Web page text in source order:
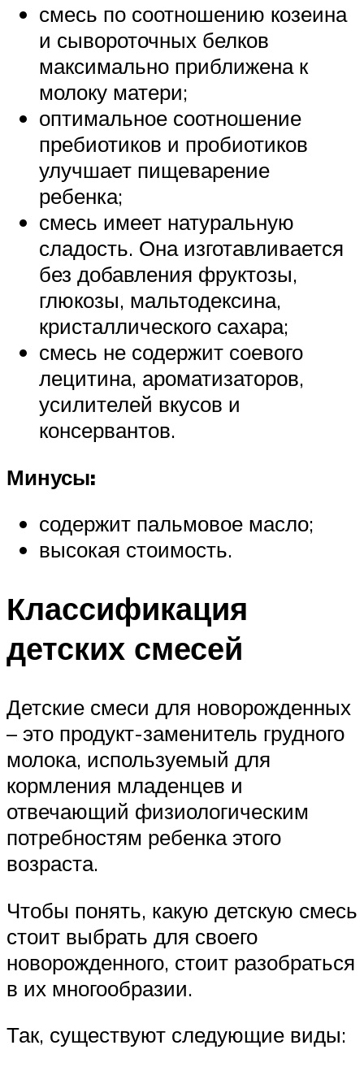
смесь по соотношению козеина
и сывороточных белков
максимально приближена к
молоку матери;
оптимальное соотношение
пребиотиков и пробиотиков
улучшает пищеварение
ребенка;
смесь имеет натуральную
сладость. Она изготавливается
без добавления фруктозы,
глюкозы, мальтодексина,
кристаллического сахара;
смесь не содержит соевого
лецитина, ароматизаторов,
усилителей вкусов и
консервантов.
Минусы:
содержит пальмовое масло;
высокая стоимость.
Классификация
детских смесей
Детские смеси для новорожденных
– это продукт-заменитель грудного
молока, используемый для
кормления младенцев и
отвечающий физиологическим
потребностям ребенка этого
возраста.
Чтобы понять, какую детскую смесь
стоит выбрать для своего
новорожденного, стоит разобраться
в их многообразии.
Так, существуют следующие виды: